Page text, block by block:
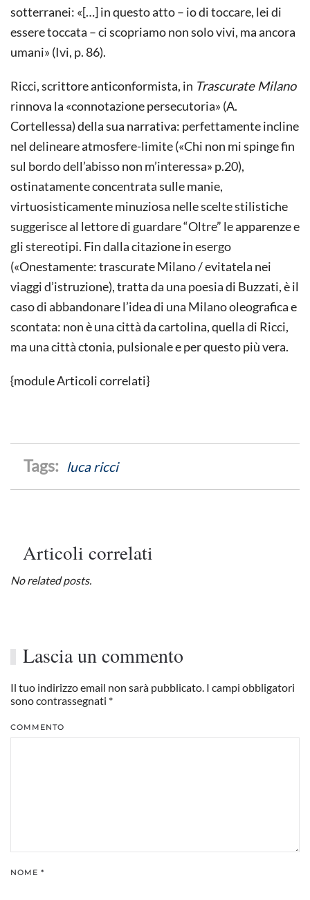
sotterranei: «[…] in questo atto – io di toccare, lei di
essere toccata – ci scopriamo non solo vivi, ma ancora
umani» (Ivi, p. 86).
Ricci, scrittore anticonformista, in Trascurate Milano
rinnova la «connotazione persecutoria» (A.
Cortellessa) della sua narrativa: perfettamente incline
nel delineare atmosfere-limite («Chi non mi spinge fin
sul bordo dell’abisso non m’interessa» p.20),
ostinatamente concentrata sulle manie,
virtuosisticamente minuziosa nelle scelte stilistiche
suggerisce al lettore di guardare “Oltre” le apparenze e
gli stereotipi. Fin dalla citazione in esergo
(«Onestamente: trascurate Milano / evitatela nei
viaggi d’istruzione), tratta da una poesia di Buzzati, è il
caso di abbandonare l’idea di una Milano oleografica e
scontata: non è una città da cartolina, quella di Ricci,
ma una città ctonia, pulsionale e per questo più vera.
{module Articoli correlati}
luca ricci
Articoli correlati
No related posts.
Lascia un commento
Il tuo indirizzo email non sarà pubblicato. I campi obbligatori
sono contrassegnati *
COMMENTO
NOME *